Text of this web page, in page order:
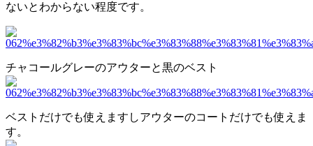
ないとわからない程度です。
チャコールグレーのアウターと黒のベスト
ベストだけでも使えますしアウターのコートだけでも使えま
す。